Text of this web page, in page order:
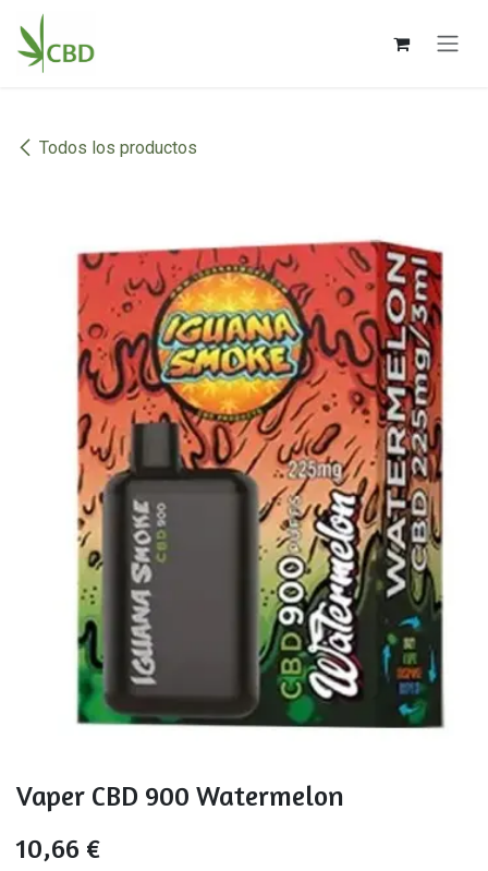
Ir al contenido
Todos los productos
Vaper CBD 900 Watermelon
10,66 €